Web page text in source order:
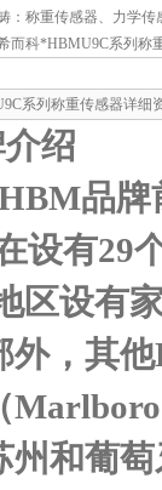
：称重传感器、力学
而科*HBMU9C系列称
系列称重传感器详细
绍
品牌
设有29
区设有
外，其他
Marlboro
州和葡